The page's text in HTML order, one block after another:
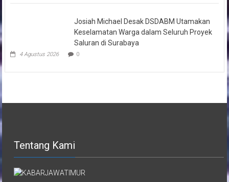
Josiah Michael Desak DSDABM Utamakan
Keselamatan Warga dalam Seluruh Proyek
Saluran di Surabaya
4 Agustus 2026 0
Tentang Kami